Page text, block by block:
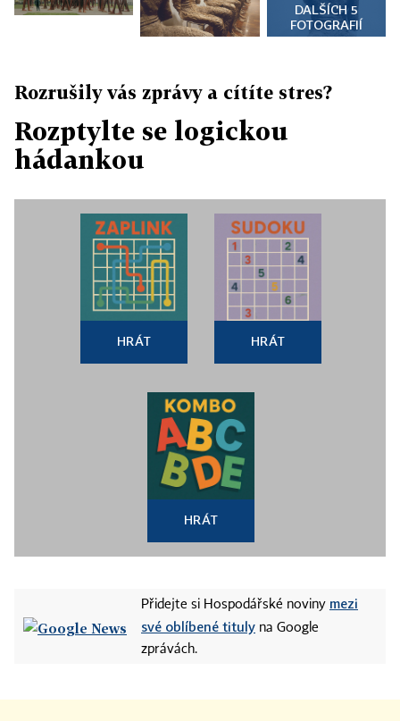
DALŠÍCH 5
FOTOGRAFIÍ
Rozrušily vás zprávy a cítíte stres?
Rozptylte se logickou
hádankou
HRÁT HRÁT
HRÁT
Přidejte si Hospodářské noviny mezi
své oblíbené tituly na Google
zprávách.